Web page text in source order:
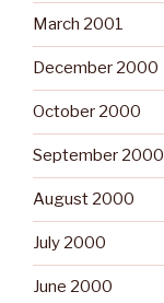
March 2001
December 2000
October 2000
September 2000
August 2000
July 2000
June 2000